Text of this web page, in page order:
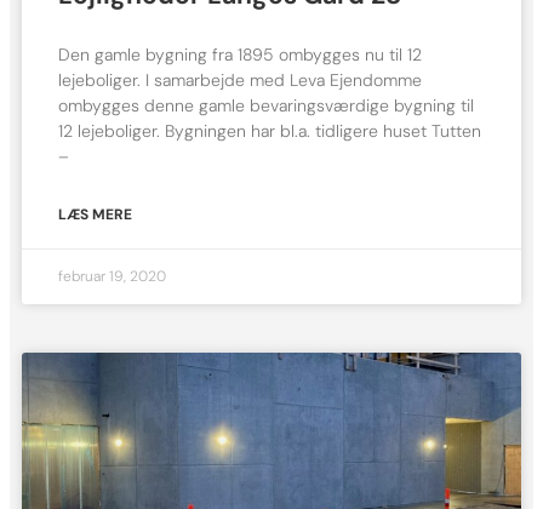
Den gamle bygning fra 1895 ombygges nu til 12
lejeboliger. I samarbejde med Leva Ejendomme
ombygges denne gamle bevaringsværdige bygning til
12 lejeboliger. Bygningen har bl.a. tidligere huset Tutten
–
LÆS MERE
februar 19, 2020